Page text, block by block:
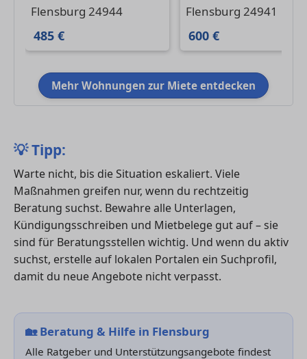
in Flensburg 485 € 53.89
Flensburg 24944
485 €
in Flensburg 600 €
Flensburg 24941
600 €
Mehr Wohnungen zur Miete entdecken
💡Tipp:
Warte nicht, bis die Situation eskaliert. Viele
Maßnahmen greifen nur, wenn du rechtzeitig
Beratung suchst. Bewahre alle Unterlagen,
Kündigungsschreiben und Mietbelege gut auf – sie
sind für Beratungsstellen wichtig. Und wenn du aktiv
suchst, erstelle auf lokalen Portalen ein Suchprofil,
damit du neue Angebote nicht verpasst.
🏡Beratung & Hilfe in Flensburg
Alle Ratgeber und Unterstützungsangebote findest